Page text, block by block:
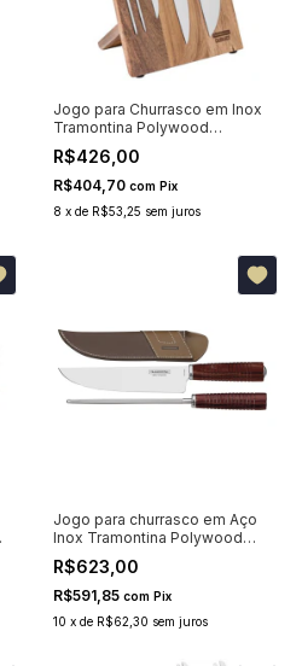
Jogo para Churrasco em Inox
Tramontina Polywood
Castanho 5 Peças
R$426,00
R$404,70 com Pix
8 x de R$53,25 sem juros
Jogo para churrasco em Aço
Inox Tramontina Polywood
com Bainha de Couro
Vermelho 2 Peças 21199795
R$623,00
R$591,85 com Pix
10 x de R$62,30 sem juros